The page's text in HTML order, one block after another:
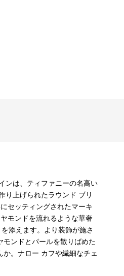
ンは、ティファニーの名高い
り上げられたラウンド ブリ
セッティングされたマーキ
モンドを流れるような華奢
添えます。より装飾が施さ
ンドとパールを散りばめた
。ナロー カフや繊細なチェ